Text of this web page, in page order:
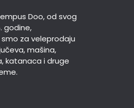
Doo, od svog
godine,
za veleprodaju
mašina,
katanaca i druge